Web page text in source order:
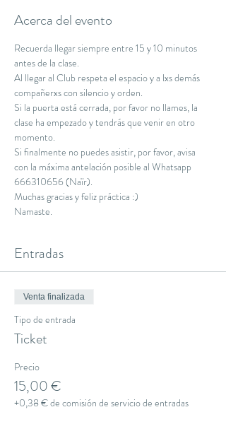
Acerca del evento
Recuerda llegar siempre entre 15 y 10 minutos
antes de la clase.
Al llegar al Club respeta el espacio y a lxs demás
compañerxs con silencio y orden.
Si la puerta está cerrada, por favor no llames, la
clase ha empezado y tendrás que venir en otro
momento.
Si finalmente no puedes asistir, por favor, avisa
con la máxima antelación posible al Whatsapp
666310656 (Naïr).
Muchas gracias y feliz práctica :)
Namaste.
Entradas
Venta finalizada
Tipo de entrada
Ticket
Precio
15,00 €
+0,38 € de comisión de servicio de entradas